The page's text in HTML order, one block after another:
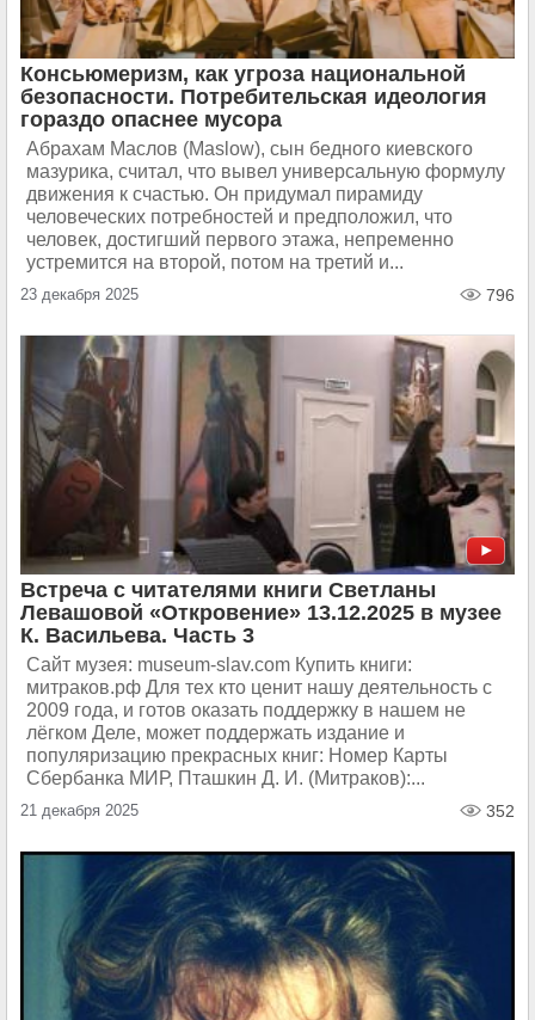
Консьюмеризм, как угроза национальной
безопасности. Потребительская идеология
гораздо опаснее мусора
Абрахам Маслов (Maslow), сын бедного киевского
мазурика, считал, что вывел универсальную формулу
движения к счастью. Он придумал пирамиду
человеческих потребностей и предположил, что
человек, достигший первого этажа, непременно
устремится на второй, потом на третий и...
23 декабря 2025 796
Встреча с читателями книги Светланы
Левашовой «Откровение» 13.12.2025 в музее
К. Васильева. Часть 3
Сайт музея: museum-slav.com Купить книги:
митраков.рф Для тех кто ценит нашу деятельность с
2009 года, и готов оказать поддержку в нашем не
лёгком Деле, может поддержать издание и
популяризацию прекрасных книг: Номер Карты
Сбербанка МИР, Пташкин Д. И. (Митраков):...
21 декабря 2025 352